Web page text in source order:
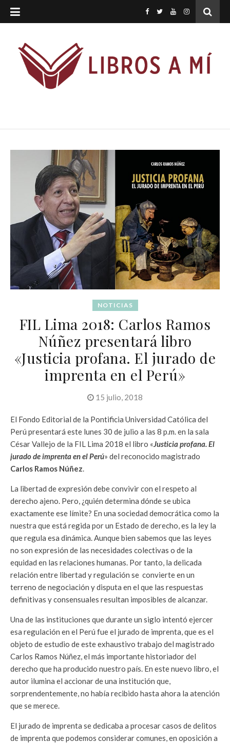
NOTICIAS
FIL Lima 2018: Carlos Ramos
Núñez presentará libro
«Justicia profana. El jurado de
imprenta en el Perú»
15 julio, 2018
El Fondo Editorial de la Pontificia Universidad Católica del
Perú presentará este lunes 30 de julio a las 8 p.m. en la sala
César Vallejo de la FIL Lima 2018 el libro «Justicia profana. El
jurado de imprenta en el Perú» del reconocido magistrado
Carlos Ramos Núñez.
La libertad de expresión debe convivir con el respeto al
derecho ajeno. Pero, ¿quién determina dónde se ubica
exactamente ese límite? En una sociedad democrática como la
nuestra que está regida por un Estado de derecho, es la ley la
que regula esa dinámica. Aunque bien sabemos que las leyes
no son expresión de las necesidades colectivas o de la
equidad en las relaciones humanas. Por tanto, la delicada
relación entre libertad y regulación se convierte en un
terreno de negociación y disputa en el que las respuestas
definitivas y consensuales resultan imposibles de alcanzar.
Una de las instituciones que durante un siglo intentó ejercer
esa regulación en el Perú fue el jurado de imprenta, que es el
objeto de estudio de este exhaustivo trabajo del magistrado
Carlos Ramos Núñez, el más importante historiador del
derecho que ha producido nuestro país. En este nuevo libro, el
autor ilumina el accionar de una institución que,
sorprendentemente, no había recibido hasta ahora la atención
que se merece.
El jurado de imprenta se dedicaba a procesar casos de delitos
de imprenta que podemos considerar comunes, en oposición a